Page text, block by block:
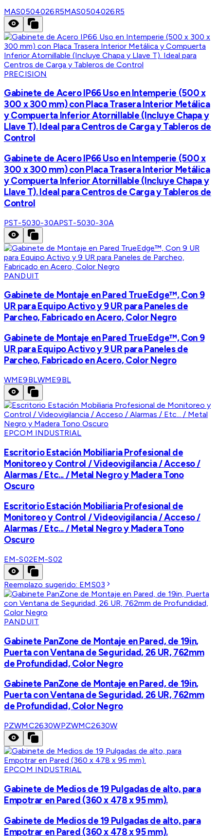
MAS0504026R5MAS0504026R5
PRECISION
Gabinete de Acero IP66 Uso en Intemperie (500 x
300 x 300 mm) con Placa Trasera Interior Metálica
y Compuerta Inferior Atornillable (Incluye Chapa y
Llave T). Ideal para Centros de Carga y Tableros de
Control
Gabinete de Acero IP66 Uso en Intemperie (500 x
300 x 300 mm) con Placa Trasera Interior Metálica
y Compuerta Inferior Atornillable (Incluye Chapa y
Llave T). Ideal para Centros de Carga y Tableros de
Control
PST-5030-30APST-5030-30A
PANDUIT
Gabinete de Montaje en Pared TrueEdge™, Con 9
UR para Equipo Activo y 9 UR para Paneles de
Parcheo, Fabricado en Acero, Color Negro
Gabinete de Montaje en Pared TrueEdge™, Con 9
UR para Equipo Activo y 9 UR para Paneles de
Parcheo, Fabricado en Acero, Color Negro
WME9BLWME9BL
EPCOM INDUSTRIAL
Escritorio Estación Mobiliaria Profesional de
Monitoreo y Control / Videovigilancia / Acceso /
Alarmas / Etc... / Metal Negro y Madera Tono
Oscuro
Escritorio Estación Mobiliaria Profesional de
Monitoreo y Control / Videovigilancia / Acceso /
Alarmas / Etc... / Metal Negro y Madera Tono
Oscuro
EM-S02EM-S02
Reemplazo sugerido: EMS03
PANDUIT
Gabinete PanZone de Montaje en Pared, de 19in,
Puerta con Ventana de Seguridad, 26 UR, 762mm
de Profundidad, Color Negro
Gabinete PanZone de Montaje en Pared, de 19in,
Puerta con Ventana de Seguridad, 26 UR, 762mm
de Profundidad, Color Negro
PZWMC2630WPZWMC2630W
EPCOM INDUSTRIAL
Gabinete de Medios de 19 Pulgadas de alto, para
Empotrar en Pared (360 x 478 x 95 mm).
Gabinete de Medios de 19 Pulgadas de alto, para
Empotrar en Pared (360 x 478 x 95 mm).